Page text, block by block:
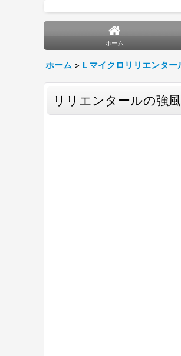
ホーム
ホーム > L マイクロリリエンター
リリエンタールの強